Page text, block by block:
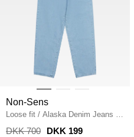
Non-Sens
Loose fit / Alaska Denim Jeans /
DENIM
DKK 700 DKK 199